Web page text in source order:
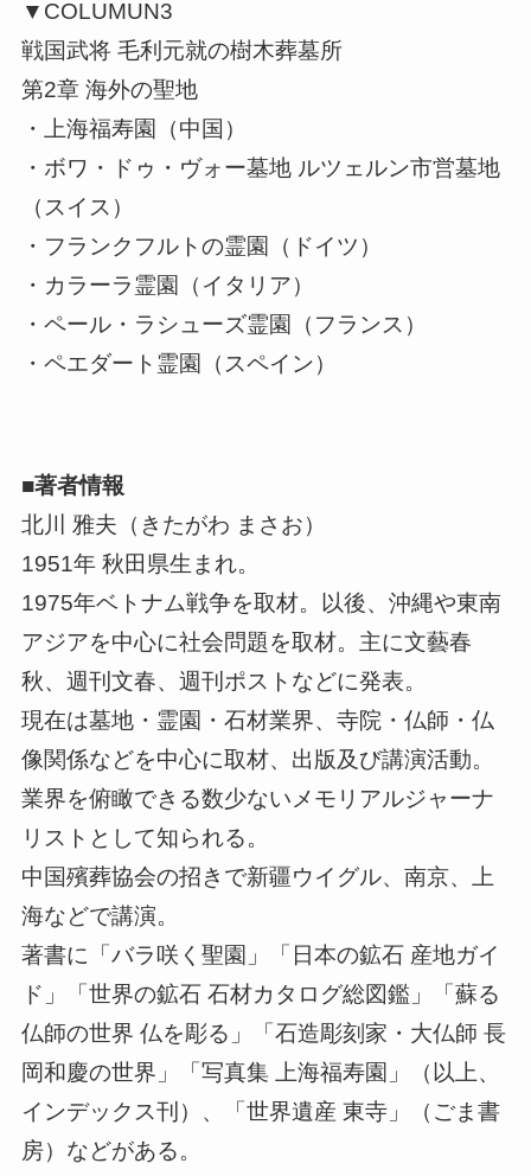
▼COLUMUN3
戦国武将 毛利元就の樹木葬墓所
第2章 海外の聖地
・上海福寿園（中国）
・ボワ・ドゥ・ヴォー墓地 ルツェルン市営墓地
（スイス）
・フランクフルトの霊園（ドイツ）
・カラーラ霊園（イタリア）
・ペール・ラシューズ霊園（フランス）
・ペエダート霊園（スペイン）
■著者情報
北川 雅夫（きたがわ まさお）
1951年 秋田県生まれ。
1975年ベトナム戦争を取材。以後、沖縄や東南
アジアを中心に社会問題を取材。主に文藝春
秋、週刊文春、週刊ポストなどに発表。
現在は墓地・霊園・石材業界、寺院・仏師・仏
像関係などを中心に取材、出版及び講演活動。
業界を俯瞰できる数少ないメモリアルジャーナ
リストとして知られる。
中国殯葬協会の招きで新疆ウイグル、南京、上
海などで講演。
著書に「バラ咲く聖園」「日本の鉱石 産地ガイ
ド」「世界の鉱石 石材カタログ総図鑑」「蘇る
仏師の世界 仏を彫る」「石造彫刻家・大仏師 長
岡和慶の世界」「写真集 上海福寿園」（以上、
インデックス刊）、「世界遺産 東寺」（ごま書
房）などがある。